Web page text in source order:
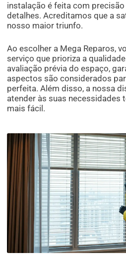
instalação é feita com
detalhes. Acreditamos que a
nosso maior triunfo.
Ao escolher a Mega Reparos,
serviço que prioriza a
avaliação prévia do espaço,
aspectos são considerados
perfeita. Além disso, a nossa
atender às suas necessidades
mais fácil.